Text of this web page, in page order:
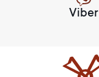
Viber